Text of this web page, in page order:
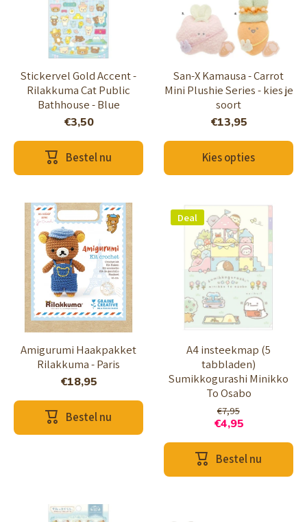
Stickervel Gold Accent -
Rilakkuma Cat Public
Bathhouse - Blue
€3,50
Bestel nu
San-X Kamausa - Carrot
Mini Plushie Series - kies je
soort
€13,95
Kies opties
Amigurumi Haakpakket
Rilakkuma - Paris
€18,95
Bestel nu
Deal
A4 insteekmap (5
tabbladen)
Sumikkogurashi Minikko
To Osabo
€7,95
€4,95
Bestel nu